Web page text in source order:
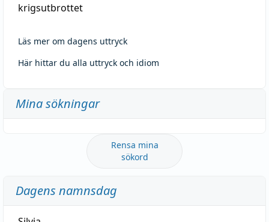
krigsutbrottet
Läs mer om dagens uttryck
Här hittar du alla uttryck och idiom
Mina sökningar
Rensa mina
sökord
Dagens namnsdag